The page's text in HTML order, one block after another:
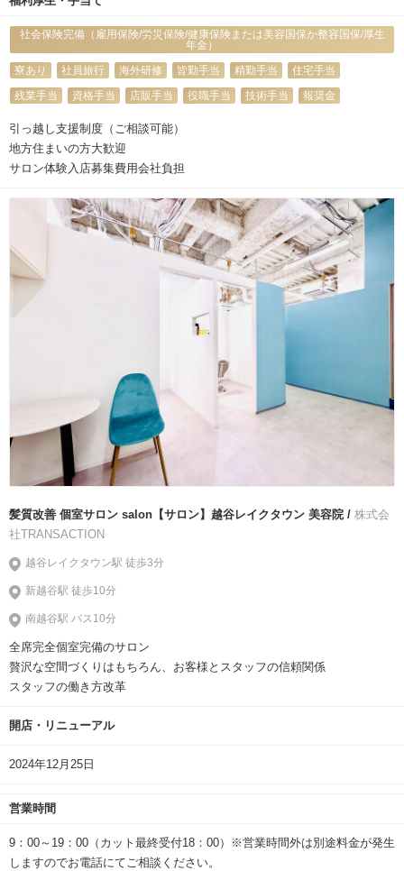
社会保険完備（雇用保険/労災保険/健康保険または美容国保か整容国保/厚生
年金）
寮あり
社員旅行 海外研修 皆勤手当 精勤手当
住宅手当
残業手当
資格手当 店販手当 役職手当 技術手当 報奨金
引っ越し支援制度（ご相談可能）
地方住まいの方大歓迎
サロン体験入店募集費用会社負担
髪質改善 個室サロン salon【サロン】越谷レイクタウン 美容院 / 株式会
社TRANSACTION
越谷レイクタウン駅 徒歩3分
新越谷駅 徒歩10分
南越谷駅 バス10分
全席完全個室完備のサロン
贅沢な空間づくりはもちろん、お客様とスタッフの信頼関係
スタッフの働き方改革
開店・リニューアル
2024年12月25日
営業時間
9：00～19：00（カット最終受付18：00）※営業時間外は別途料金が発生
しますのでお電話にてご相談ください。